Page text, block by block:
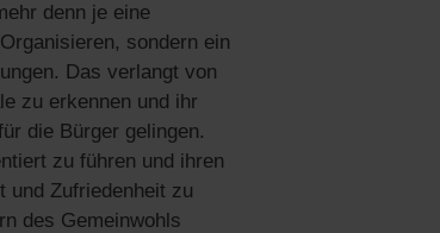
denn je eine
sondern ein
Das verlangt von
zu erkennen und ihr
die Bürger gelingen.
zu führen und ihren
und Zufriedenheit zu
des Gemeinwohls